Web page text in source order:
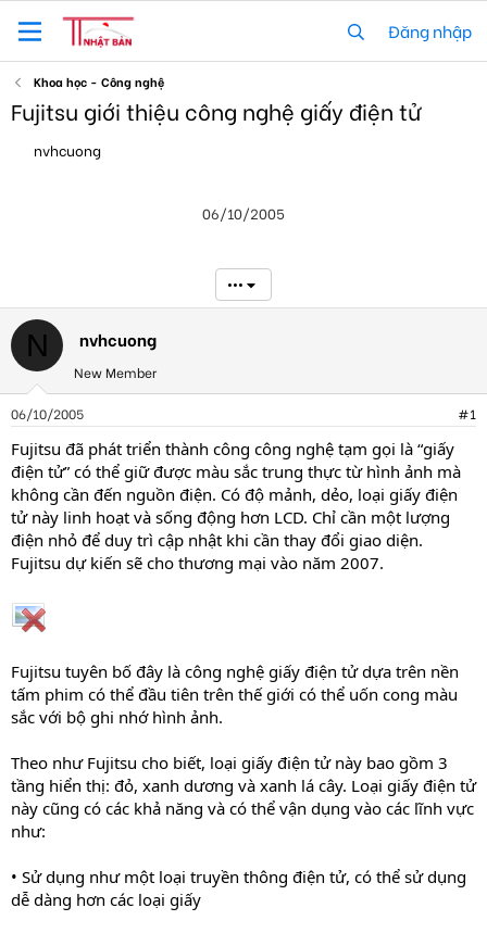
Đăng nhập
Khoa học - Công nghệ
Fujitsu giới thiệu công nghệ giấy điện tử
h
r
t
e
r
nvhcuong
06/10/2005
•••
N nvhcuong
New Member
06/10/2005 #1
Fujitsu đã phát triển thành công công nghệ tạm gọi là “giấy
điện tử” có thể giữ được màu sắc trung thực từ hình ảnh mà
không cần đến nguồn điện. Có độ mảnh, dẻo, loại giấy điện
tử này linh hoạt và sống động hơn LCD. Chỉ cần một lượng
điện nhỏ để duy trì cập nhật khi cần thay đổi giao diện.
Fujitsu dự kiến sẽ cho thương mại vào năm 2007.
Fujitsu tuyên bố đây là công nghệ giấy điện tử dựa trên nền
tấm phim có thể đầu tiên trên thế giới có thể uốn cong màu
sắc với bộ ghi nhớ hình ảnh.
Theo như Fujitsu cho biết, loại giấy điện tử này bao gồm 3
tầng hiển thị: đỏ, xanh dương và xanh lá cây. Loại giấy điện tử
này cũng có các khả năng và có thể vận dụng vào các lĩnh vực
như:
• Sử dụng như một loại truyền thông điện tử, có thể sử dụng
dễ dàng hơn các loại giấy